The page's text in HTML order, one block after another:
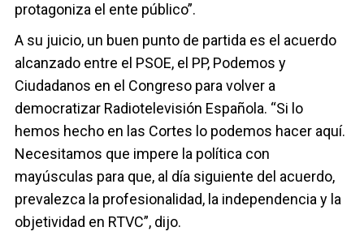
protagoniza el ente público”.
A su juicio, un buen punto de partida es el acuerdo
alcanzado entre el PSOE, el PP, Podemos y
Ciudadanos en el Congreso para volver a
democratizar Radiotelevisión Española. “Si lo
hemos hecho en las Cortes lo podemos hacer aquí.
Necesitamos que impere la política con
mayúsculas para que, al día siguiente del acuerdo,
prevalezca la profesionalidad, la independencia y la
objetividad en RTVC”, dijo.